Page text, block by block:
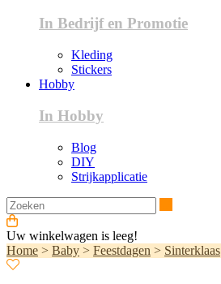
In Bedrijf en Promotie
Kleding
Stickers
Hobby
In Hobby
Blog
DIY
Strijkapplicatie
Uw winkelwagen is leeg!
Home > Baby > Feestdagen > Sinterklaas